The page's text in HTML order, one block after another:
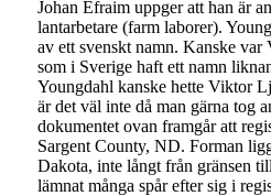
Johan Efraim uppger att han är
lantarbetare (farm laborer).
av ett svenskt namn. Kanske var
som i Sverige haft ett namn
Youngdahl kanske hette Viktor
är det väl inte då man gärna tog
dokumentet ovan framgår att
Sargent County, ND. Forman
Dakota, inte långt från gränsen
lämnat många spår efter sig i